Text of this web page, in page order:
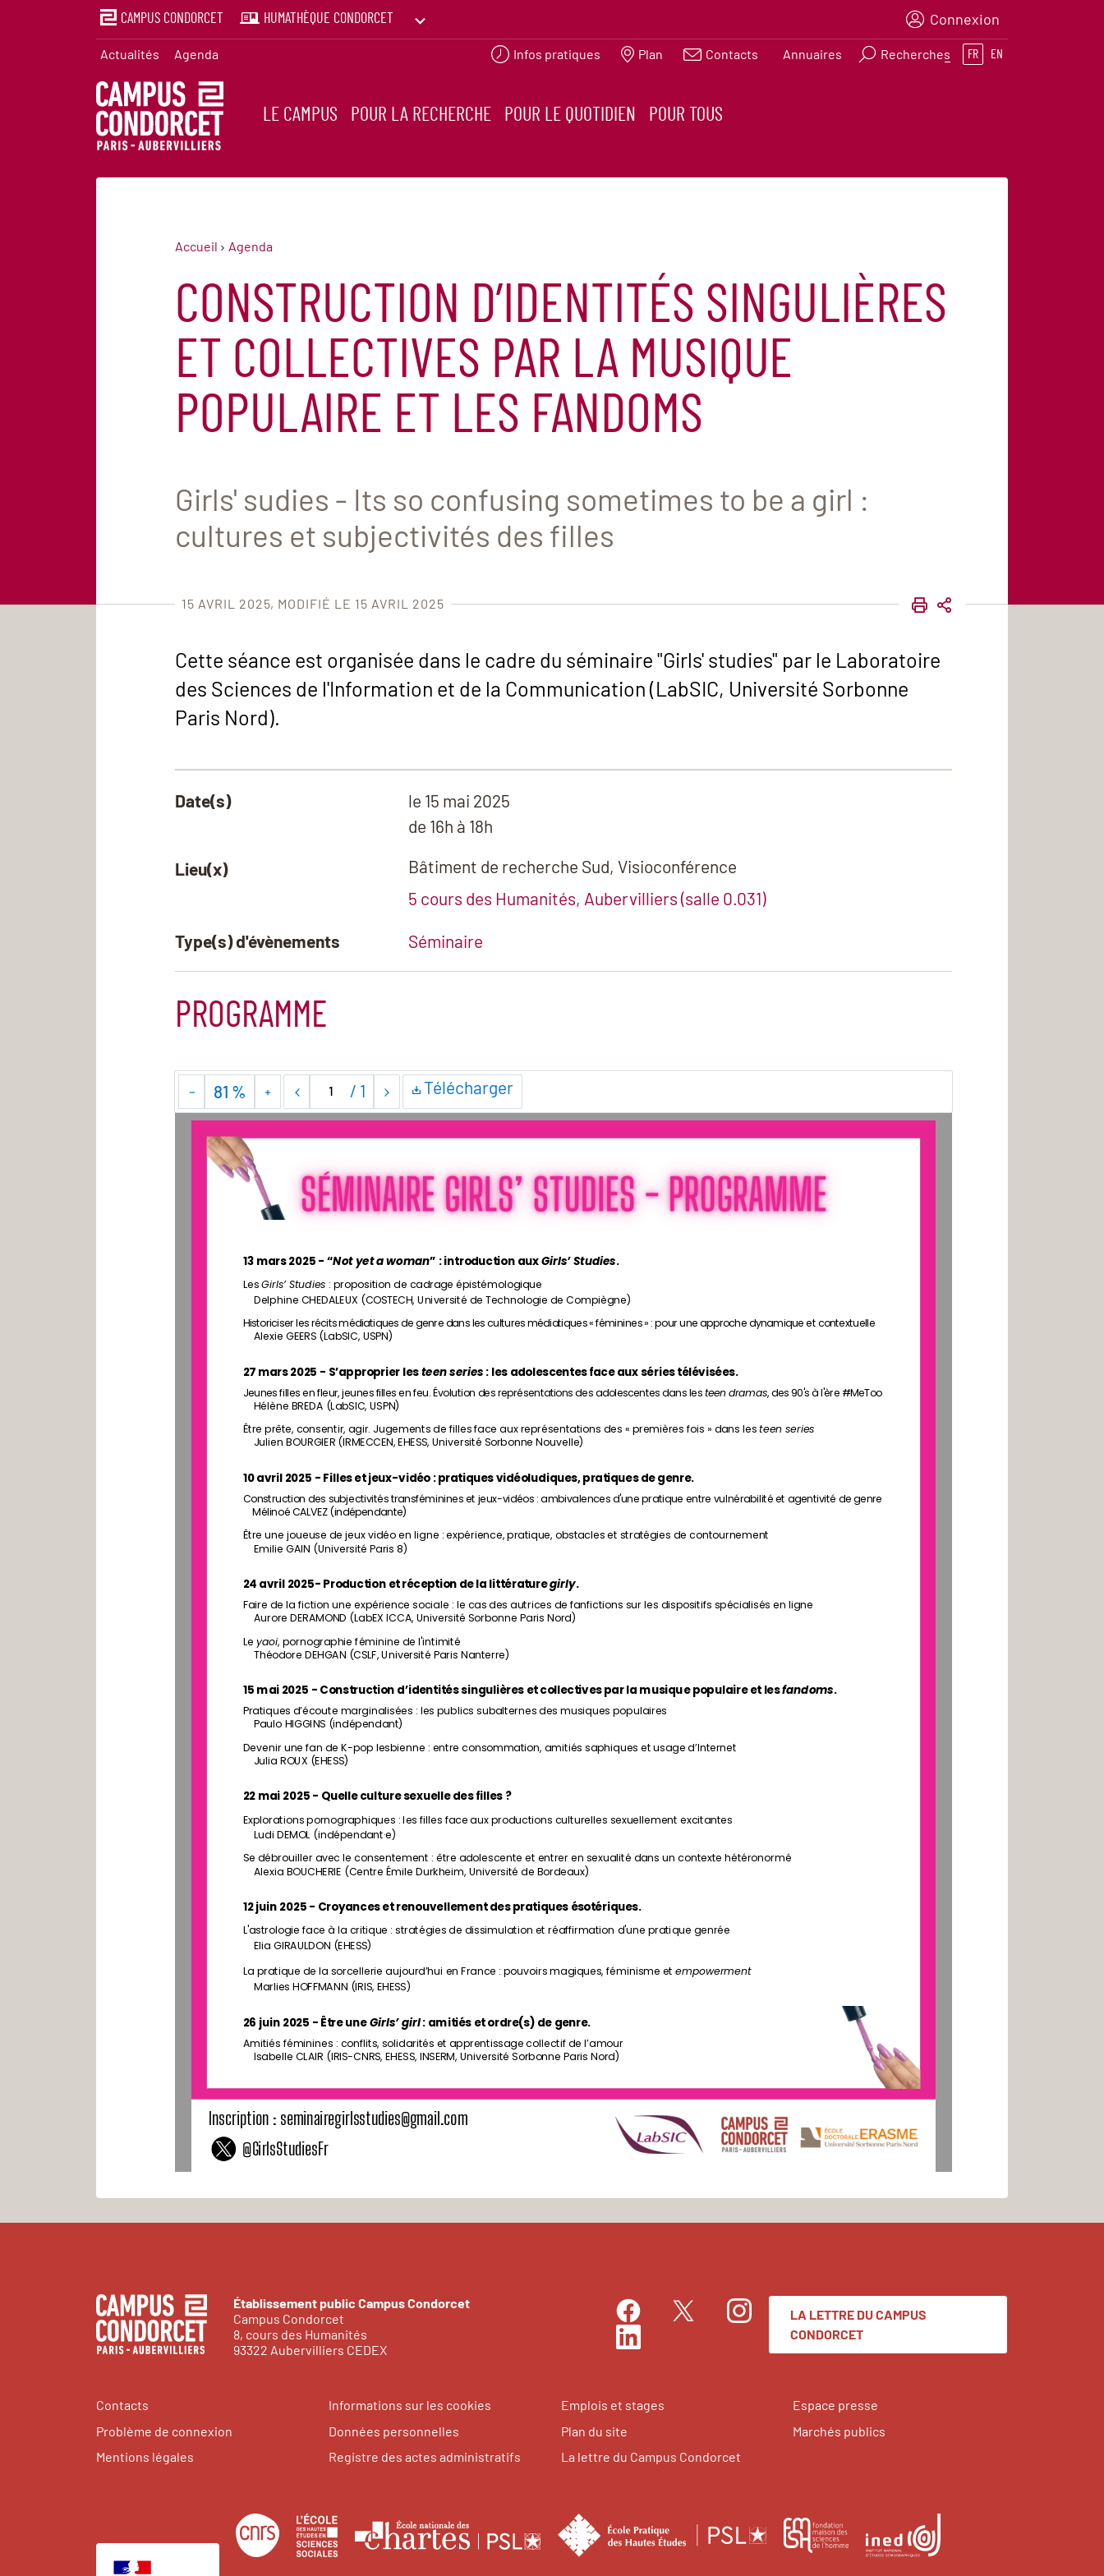
CAMPUS CONDORCET HUMATHÈQUE CONDORCET
PRINTEMPS DES HUMANITÉS
Connexion
Actualités Agenda Infos pratiques Plan Contacts Annuaires Recherches FR EN
LE CAMPUS POUR LA RECHERCHE POUR LE QUOTIDIEN POUR TOUS
Accueil Agenda
CONSTRUCTION D’IDENTITÉS SINGULIÈRES
ET COLLECTIVES PAR LA MUSIQUE
POPULAIRE ET LES FANDOMS
Girls' sudies - Its so confusing sometimes to be a girl :
cultures et subjectivités des filles
15 AVRIL 2025 MODIFIÉ LE 15 AVRIL 2025 IMPRIMER
PARTAGER
Cette séance est organisée dans le cadre du séminaire "Girls' studies" par le Laboratoire
des Sciences de l'Information et de la Communication (LabSIC, Université Sorbonne
Paris Nord).
Date(s) le 15 mai 2025
de 16h à 18h
Lieu(x)
Bâtiment de recherche Sud, Visioconférence
5 cours des Humanités, Aubervilliers (salle 0.031)
Type(s) d'évènements Séminaire
PROGRAMME
81 % / 1 Télécharger
13 mars 2025 - “Not yet a woman” : introduction aux Girls’ Studies
Les Girls’ Studies : proposition de cadrage épistémologique
Delphine CHEDALEUX (COSTECH, Université de Technologie de Compiègne)
Historiciser les récits médiatiques de genre dans les cultures médiatiques « féminines » : pour une approche dynamique et contextuelle
Alexie GEERS (LabSIC, USPN)
27 mars 2025 - S’approprier les teen series : les adolescentes face aux séries télévisées.
Jeunes filles en fleur, jeunes filles en feu. Évolution des représentations des adolescentes dans les teen dramas, des 90's à l'ère #MeToo
Hélène BREDA (LabSIC, USPN)
Être prête, consentir, agir. Jugements de filles face aux représentations des « premières fois » dans les teen series
Julien BOURGIER (IRMECCEN, EHESS, Université Sorbonne Nouvelle)
10 avril 2025 - Filles et jeux-vidéo : pratiques vidéoludiques, pratiques de genre.
Construction des subjectivités transféminines et jeux-vidéos : ambivalences d'une pratique entre vulnérabilité et agentivité de genre
Mélinoé CALVEZ (indépendante)
Être une joueuse de jeux vidéo en ligne : expérience, pratique, obstacles et stratégies de contournement
Emilie GAIN (Université Paris 8)
24 avril 2025- Production et réception de la littérature girly.
Faire de la fiction une expérience sociale : le cas des autrices de fanfictions sur les dispositifs spécialisés en ligne
Aurore DERAMOND (LabEX ICCA, Université Sorbonne Paris Nord)
Le yaoi , pornographie féminine de l'intimité
Théodore DEHGAN (CSLF, Université Paris Nanterre)
15 mai 2025 - Construction d’identités singulières et collectives par la musique populaire et les fandoms
Pratiques d’écoute marginalisées : les publics subalternes des musiques populaires
Paulo HIGGINS (indépendant)
Devenir une fan de K-pop lesbienne : entre consommation, amitiés saphiques et usage d’Internet
Julia ROUX (EHESS)
22 mai 2025 - Quelle culture sexuelle des filles ?
Explorations pornographiques : les filles face aux productions culturelles sexuellement excitantes
Ludi DEMOL (indépendant·e)
Se débrouiller avec le consentement : être adolescente et entrer en sexualité dans un contexte hétéronormé
Alexia BOUCHERIE (Centre Émile Durkheim, Université de Bordeaux)
12 juin 2025 - Croyances et renouvellement des pratiques ésotériques.
L'astrologie face à la critique : stratégies de dissimulation et réaffirmation d'une pratique genrée
Elia GIRAULDON (EHESS)
La pratique de la sorcellerie aujourd’hui en France : pouvoirs magiques, féminisme et empowerment
Marlies HOFFMANN (IRIS, EHESS)
26 juin 2025 - Être une Girls’ girl : amitiés et ordre(s) de genre.
Amitiés féminines : conflits, solidarités et apprentissage collectif de l’amour
Isabelle CLAIR (IRIS-CNRS, EHESS, INSERM, Université Sorbonne Paris Nord)
Inscription : seminairegirlsstudies@gmail.com
@GirlsStudiesFr
Établissement public Campus Condorcet
Campus Condorcet
8, cours des Humanités
93322 Aubervilliers CEDEX
FacebookTwitter
Instagram
LinkedIn
LA LETTRE DU CAMPUS
CONDORCET
Contacts
Problème de connexion
Mentions légales
Informations sur les cookies
Données personnelles
Registre des actes administratifs
Emplois et stages
Plan du site
La lettre du Campus Condorcet
Espace presse
Marchés publics
Centre
national
École
des
École
nationale
École
pratique
Fondation
maison
national